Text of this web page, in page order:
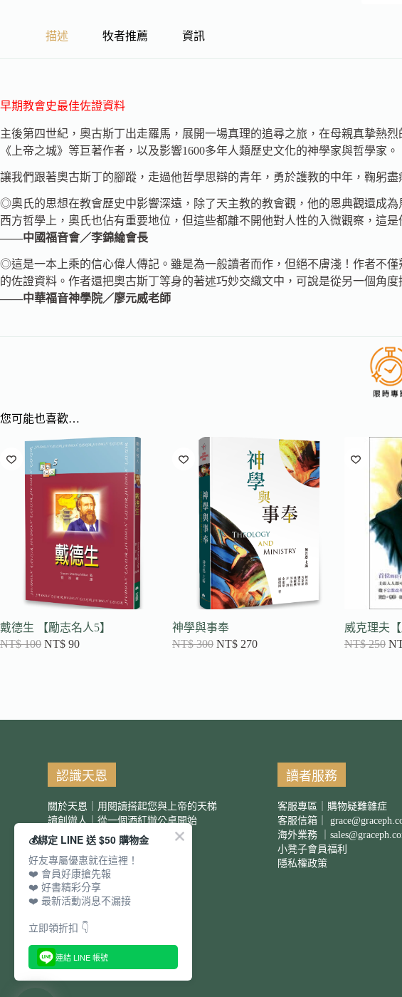
描述 牧者推薦 資訊
早期教會史最佳佐證資料
主後第四世紀，奧古斯丁出走羅馬，展開一場真理的追尋之旅，在母親真摯熱
《上帝之城》等巨著作者，以及影響1600多年人類歷史文化的神學家與哲學家。
讓我們跟著奧古斯丁的腳蹤，走過他哲學思辯的青年，勇於護教的中年，鞠躬
◎奧氏的思想在教會歷史中影響深遠，除了天主教的教會觀，他的恩典觀還成
西方哲學上，奧氏也佔有重要地位，但這些都離不開他對人性的入微觀察，這
——中國福音會／李錦綸會長
◎這是一本上乘的信心偉人傳記。雖是為一般讀者而作，但絕不膚淺！作者不
的佐證資料。作者還把奧古斯丁等身的著述巧妙交織文中，可說是從另一個角度
——中華福音神學院／廖元威老師
您可能也喜歡…
戴德生 【勵志名人5】
NT$100 NT$ 90
神學與事奉
NT$300 NT$270
威克理夫【
NT$250
認識天恩
關於天恩｜用閱讀搭起您與上帝的天梯
讀創辦人｜從一個酒紅辦公桌開始
服務項目｜團購優惠
讀者服務
客服專區｜購物疑難雜症
客服信箱｜
海外業務 ｜
小凳子會員福利
隱私權政策
💰綁定 LINE 送 $50 購物金
好友專屬優惠就在這裡！
❤️ 會員好康搶先報
❤️ 好書精彩分享
❤️ 最新活動消息不漏接
立即領折扣 👇
連結 LINE 帳號